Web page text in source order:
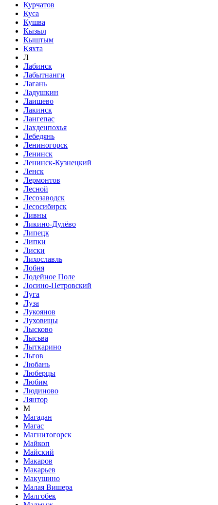
Курчатов
Куса
Кушва
Кызыл
Кыштым
Кяхта
Л
Лабинск
Лабытнанги
Лагань
Ладушкин
Лаишево
Лакинск
Лангепас
Лахденпохья
Лебедянь
Лениногорск
Ленинск
Ленинск-Кузнецкий
Ленск
Лермонтов
Лесной
Лесозаводск
Лесосибирск
Ливны
Ликино-Дулёво
Липецк
Липки
Лиски
Лихославль
Лобня
Лодейное Поле
Лосино-Петровский
Луга
Луза
Лукоянов
Луховицы
Лысково
Лысьва
Лыткарино
Льгов
Любань
Люберцы
Любим
Людиново
Лянтор
М
Магадан
Магас
Магнитогорск
Майкоп
Майский
Макаров
Макарьев
Макушино
Малая Вишера
Малгобек